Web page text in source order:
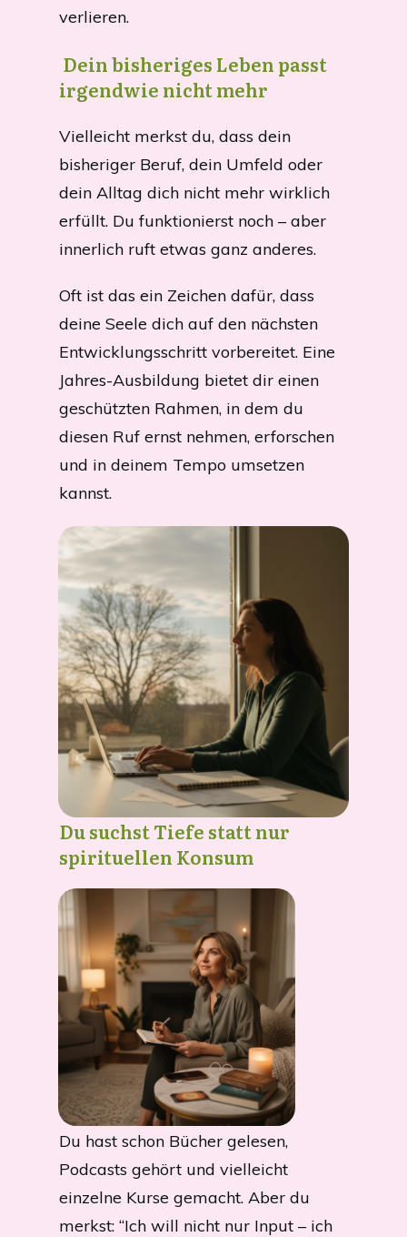
verlieren.
Dein bisheriges Leben passt
irgendwie nicht mehr
Vielleicht merkst du, dass dein
bisheriger Beruf, dein Umfeld oder
dein Alltag dich nicht mehr wirklich
erfüllt. Du funktionierst noch – aber
innerlich ruft etwas ganz anderes.
Oft ist das ein Zeichen dafür, dass
deine Seele dich auf den nächsten
Entwicklungsschritt vorbereitet. Eine
Jahres-Ausbildung bietet dir einen
geschützten Rahmen, in dem du
diesen Ruf ernst nehmen, erforschen
und in deinem Tempo umsetzen
kannst.
Du suchst Tiefe statt nur
spirituellen Konsum
Du hast schon Bücher gelesen,
Podcasts gehört und vielleicht
einzelne Kurse gemacht. Aber du
merkst: “Ich will nicht nur Input – ich